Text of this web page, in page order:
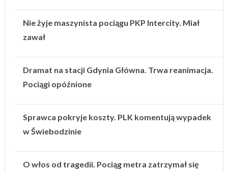
Nie żyje maszynista pociągu PKP Intercity. Miał
zawał
Dramat na stacji Gdynia Główna. Trwa reanimacja.
Pociągi opóźnione
Sprawca pokryje koszty. PLK komentują wypadek
w Świebodzinie
O włos od tragedii. Pociąg metra zatrzymał się